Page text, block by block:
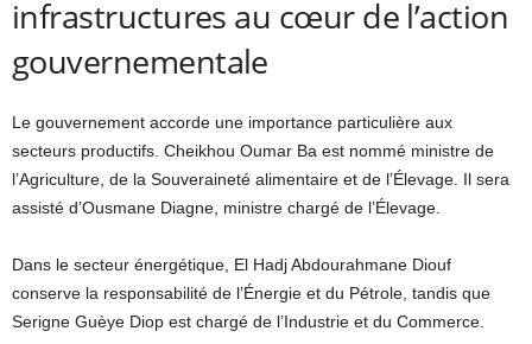
infrastructures au cœur de l’action
gouvernementale
Le gouvernement accorde une importance particulière aux
secteurs productifs. Cheikhou Oumar Ba est nommé ministre de
l’Agriculture, de la Souveraineté alimentaire et de l’Élevage. Il sera
assisté d’Ousmane Diagne, ministre chargé de l’Élevage.
Dans le secteur énergétique, El Hadj Abdourahmane Diouf
conserve la responsabilité de l’Énergie et du Pétrole, tandis que
Serigne Guèye Diop est chargé de l’Industrie et du Commerce.